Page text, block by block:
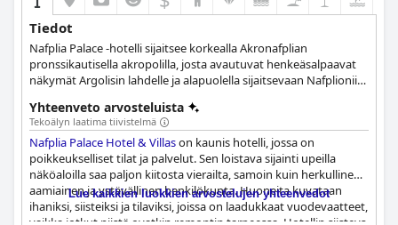
Tiedot
Nafplia Palace -hotelli sijaitsee korkealla Akronafplian
pronssikautisella akropolilla, josta avautuvat henkeäsalpaavat
näkymät Argolisin lahdelle ja alapuolella sijaitsevaan Nafplioniin.
ylellisen hotellin konsepti. Nyt Nafplia Palace voi jälleen kerran
pitää itseään Peloponnesoksen jalokivenä, ja siihen on
rakennettu uusi kokoelma henkeäsalpaavan kauniita huviloita
ja bungaloweja.
Yhteenveto arvosteluista
Tekoälyn laatima tiivistelmä
Nafplia Palace Hotel & Villason kaunis hotelli, jossa on
poikkeukselliset tilat ja palvelut. Sen loistava sijainti upeilla
näköaloilla saa paljon kiitosta vierailta, samoin kuin herkullinen
aamiainen ja ystävällinen henkilökunta. Huoneita kuvataan
ihaniksi, siisteiksi ja tilaviksi, joissa on laadukkaat vuodevaatteet,
Lue kaikkien luokkien arvostelujen yhteenvedot